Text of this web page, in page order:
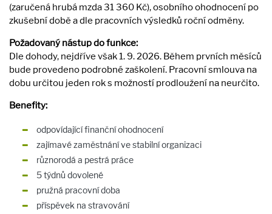
(zaručená hrubá mzda 31 360 Kč), osobního ohodnocení po
zkušební době a dle pracovních výsledků roční odměny.
Požadovaný nástup do funkce:
Dle dohody, nejdříve však 1. 9. 2026. Během prvních měsíců
bude provedeno podrobné zaškolení. Pracovní smlouva na
dobu určitou jeden rok s možností prodloužení na neurčito.
Benefity:
odpovídající finanční ohodnocení
zajímavé zaměstnání ve stabilní organizaci
různorodá a pestrá práce
5 týdnů dovolené
pružná pracovní doba
příspěvek na stravování